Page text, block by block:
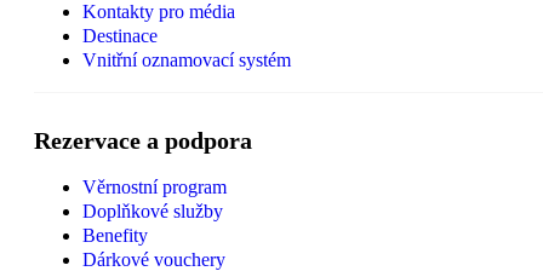
Kontakty pro média
Destinace
Vnitřní oznamovací systém
Rezervace a podpora
Věrnostní program
Doplňkové služby
Benefity
Dárkové vouchery